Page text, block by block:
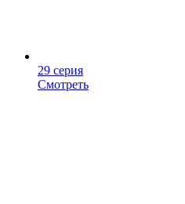
29 серия
Смотреть